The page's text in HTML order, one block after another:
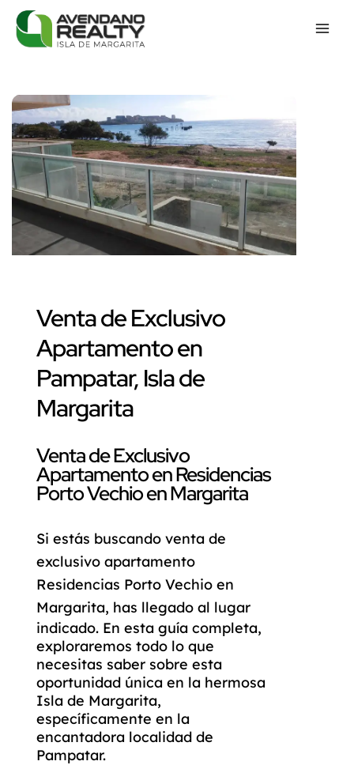
Venta de Exclusivo
Apartamento en
Pampatar, Isla de
Margarita
Venta de Exclusivo
Apartamento en Residencias
Porto Vechio en Margarita
Si estás buscando venta de
exclusivo apartamento
Residencias Porto Vechio en
Margarita, has llegado al lugar
indicado. En esta guía completa,
exploraremos todo lo que
necesitas saber sobre esta
oportunidad única en la hermosa
Isla de Margarita,
específicamente en la
encantadora localidad de
Pampatar.